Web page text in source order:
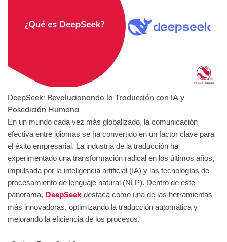
DeepSeek: Revolucionando la Traducción con IA y
Posedición Humana
En un mundo cada vez más globalizado, la comunicación
efectiva entre idiomas se ha convertido en un factor clave para
el éxito empresarial. La industria de la traducción ha
experimentado una transformación radical en los últimos años,
impulsada por la inteligencia artificial (IA) y las tecnologías de
procesamiento de lenguaje natural (NLP). Dentro de este
panorama, DeepSeek destaca como una de las herramientas
más innovadoras, optimizando la traducción automática y
mejorando la eficiencia de los procesos.